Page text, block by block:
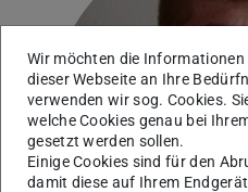
Wir möchten die
dieser Webseite an Ihre
verwenden wir sog. Cookies.
welche Cookies genau bei
gesetzt werden sollen.
Einige Cookies sind für den
damit diese auf Ihrem